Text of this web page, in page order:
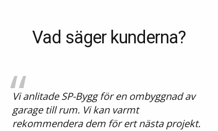
Vad säger kunderna?
Vi anlitade SP-Bygg för en ombyggnad av
garage till rum. Vi kan varmt
rekommendera dem för ert nästa projekt.